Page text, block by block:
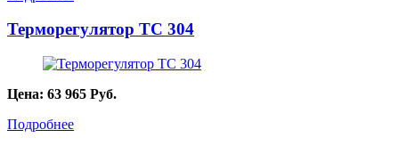
Терморегулятор ТС 304
Цена: 63 965 Руб.
Подробнее